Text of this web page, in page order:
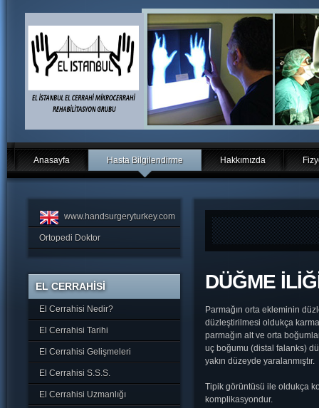
Anasayfa Hasta Bilgilendirme Hakkımızda
DÜĞME
Parmağın orta ekleminin
düzleştirilmesi oldukça
parmağın alt ve orta
uç boğumu (distal falanks)
yakın düzeyde yaralanmıştır.
Tipik görüntüsü ile oldukça
komplikasyondur.
www.handsurgeryturkey.com
Ortopedi Doktor
EL CERRAHİSİ
El Cerrahisi Nedir?
El Cerrahisi Tarihi
El Cerrahisi Gelişmeleri
El Cerrahisi S.S.S.
El Cerrahisi Uzmanlığı